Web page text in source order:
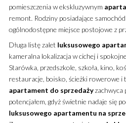
pomieszczenia w ekskluzywnym
remont. Rodziny posiadające
ogólnodostępne miejsce postojowe z
Długa listę zalet luksusowego
kameralna lokalizacja w cichej i
Starówka, przedszkole, szkoła, kino,
restauracje, boisko, ścieżki rowerowe i
apartament do sprzedażyzachwyca
potencjałem, gdyż świetnie nadaje się
luksusowego apartamentu na